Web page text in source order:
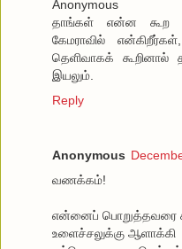
Anonymous
தாங்கள் என்ன கூற
கேமராவில்
தெளிவாகக் கூறினால்
இயலும்.
Reply
Anonymous
வணக்கம்!
என்னைப் பொறுத்தவரை
உளைச்சலுக்கு ஆளாக்கி